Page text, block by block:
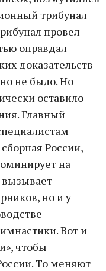
трибунал
провел
оправдал
доказательств
не было. Но
оставило
Главный
России,
на
вызывает
но и у
Вот и
чтобы
То меняют